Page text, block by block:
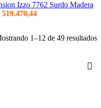
Surdo Madera
519.470,44
1–12 de 49 resultados